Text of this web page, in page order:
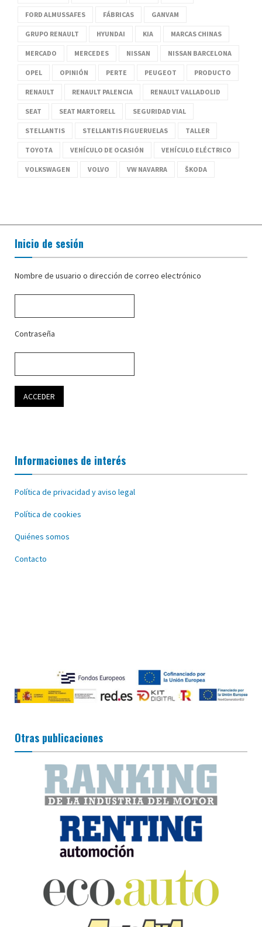
FORD ALMUSSAFES FÁBRICAS GANVAM
GRUPO RENAULT HYUNDAI KIA MARCAS CHINAS
MERCADO MERCEDES NISSAN NISSAN BARCELONA
OPEL OPINIÓN PERTE PEUGEOT PRODUCTO
RENAULT RENAULT PALENCIA RENAULT VALLADOLID
SEAT SEAT MARTORELL SEGURIDAD VIAL
STELLANTIS STELLANTIS FIGUERUELAS TALLER
TOYOTA VEHÍCULO DE OCASIÓN VEHÍCULO ELÉCTRICO
VOLKSWAGEN VOLVO VW NAVARRA ŠKODA
Inicio de sesión
Nombre de usuario o dirección de correo electrónico
Contraseña
Informaciones de interés
Política de privacidad y aviso legal
Política de cookies
Quiénes somos
Contacto
Otras publicaciones